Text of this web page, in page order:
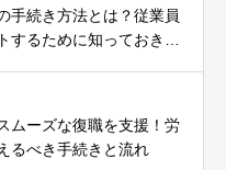
手続き方法とは？従業員
するために知っておきた
ムーズな復職を支援！労
るべき手続きと流れ